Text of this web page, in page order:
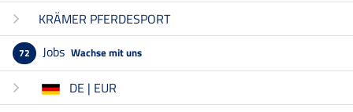
KRÄMER PFERDESPORT
72 Jobs Wachse mit uns
DE | EUR